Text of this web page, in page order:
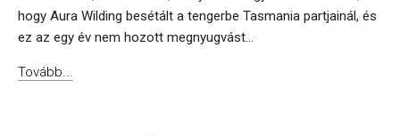
hogy Aura Wilding besétált a tengerbe Tasmania partjainál, és
ez az egy év nem hozott megnyugvást...
Tovább...